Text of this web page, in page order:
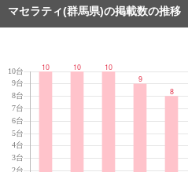
マセラティ(群馬県)の掲載数の推移